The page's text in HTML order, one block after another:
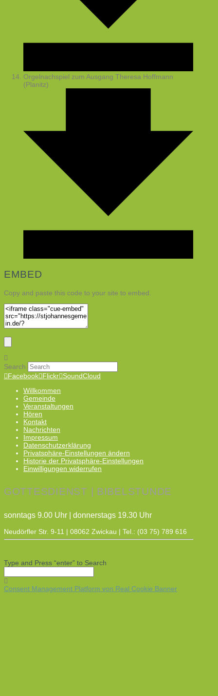
Orgelnachspiel zum Ausgang Theresa Hoffmann
(Planitz)
EMBED
Copy and paste this code to your site to embed.
Search
Facebook Flickr SoundCloud
Willkommen
Gemeinde
Veranstaltungen
Hören
Kontakt
Nachrichten
Impressum
Datenschutzerklärung
Privatsphäre-Einstellungen ändern
Historie der Privatsphäre-Einstellungen
Einwilligungen widerrufen
GOTTESDIENST | BIBELSTUNDE
sonntags 9.00 Uhr | donnerstags 19.30 Uhr
Neudörfler Str. 9-11 | 08062 Zwickau | Tel.: (03 75) 789 616
Type and Press “enter” to Search
Consent Management Platform von Real Cookie Banner